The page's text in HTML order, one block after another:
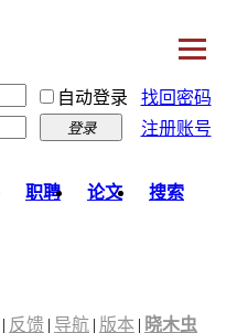
自动登录
找回密码
登录 注册账号
职聘 论文 搜索
| 反馈 | 导航 | 版本 | 晓木虫